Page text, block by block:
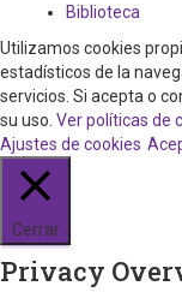
Biblioteca
Utilizamos cookies
estadísticos de la
servicios. Si acepta o
su uso. Ver políticas de
Ajustes de cookies
Cerrar
Privacy